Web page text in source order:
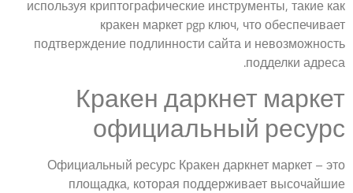
используя криптографические инструменты, такие как
кракен маркет pgp ключ, что обеспечивает
подтверждение подлинности сайта и невозможность
подделки адреса.
Кракен даркнет маркет
официальный ресурс
Официальный ресурс Кракен даркнет маркет – это
площадка, которая поддерживает высочайшие